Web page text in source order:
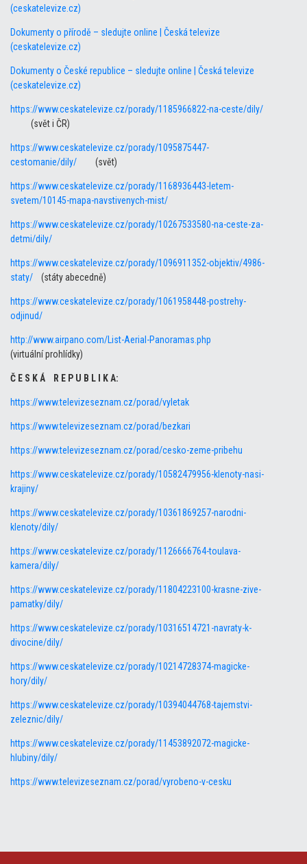
(ceskatelevize.cz)
Dokumenty o přírodě – sledujte online | Česká televize
(ceskatelevize.cz)
Dokumenty o České republice – sledujte online | Česká televize
(ceskatelevize.cz)
https://www.ceskatelevize.cz/porady/1185966822-na-ceste/dily/
(svět i ČR)
https://www.ceskatelevize.cz/porady/1095875447-
cestomanie/dily/ (svět)
https://www.ceskatelevize.cz/porady/1168936443-letem-
svetem/10145-mapa-navstivenych-mist/
https://www.ceskatelevize.cz/porady/10267533580-na-ceste-za-
detmi/dily/
https://www.ceskatelevize.cz/porady/1096911352-objektiv/4986-
staty/ (státy abecedně)
https://www.ceskatelevize.cz/porady/1061958448-postrehy-
odjinud/
http://www.airpano.com/List-Aerial-Panoramas.php
(virtuální prohlídky)
Č E S K Á R E P U B L I K A:
https://www.televizeseznam.cz/porad/vyletak
https://www.televizeseznam.cz/porad/bezkari
https://www.televizeseznam.cz/porad/cesko-zeme-pribehu
https://www.ceskatelevize.cz/porady/10582479956-klenoty-nasi-
krajiny/
https://www.ceskatelevize.cz/porady/10361869257-narodni-
klenoty/dily/
https://www.ceskatelevize.cz/porady/1126666764-toulava-
kamera/dily/
https://www.ceskatelevize.cz/porady/11804223100-krasne-zive-
pamatky/dily/
https://www.ceskatelevize.cz/porady/10316514721-navraty-k-
divocine/dily/
https://www.ceskatelevize.cz/porady/10214728374-magicke-
hory/dily/
https://www.ceskatelevize.cz/porady/10394044768-tajemstvi-
zeleznic/dily/
https://www.ceskatelevize.cz/porady/11453892072-magicke-
hlubiny/dily/
https://www.televizeseznam.cz/porad/vyrobeno-v-cesku